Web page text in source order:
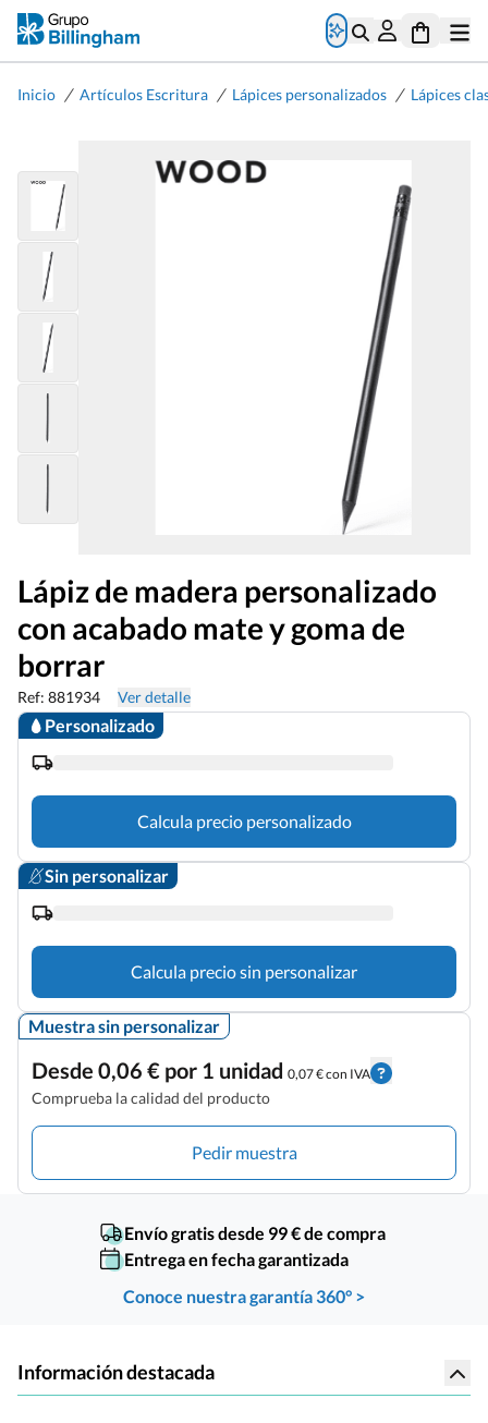
Inicio / Artículos Escritura / Lápices personalizados / Lápices
Lápiz de madera personalizado
con acabado mate y goma de
borrar
Ref: 881934 Ver detalle
Personalizado
Calcula precio personalizado
Sin personalizar
Calcula precio sin personalizar
Muestra sin personalizar
Desde 0,06 € por 1 unidad 0,07 € con IVA
Comprueba la calidad del producto
Pedir muestra
Envío gratis desde 99 € de compra
Entrega en fecha garantizada
Conoce nuestra garantía 360° >
Información destacada